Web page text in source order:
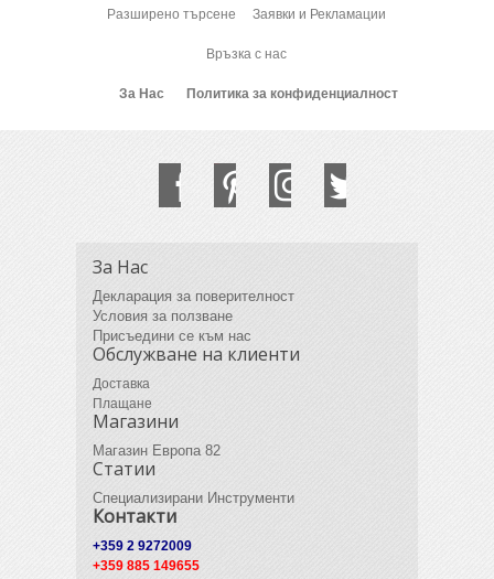
Разширено търсене Заявки и Рекламации
Връзка с нас
За Нас Политика за конфиденциалност
За Нас
Декларация за поверителност
Условия за ползване
Присъедини се към нас
Обслужване на клиенти
Доставка
Плащане
Магазини
Магазин Европа 82
Статии
Специализирани Инструменти
Контакти
+359 2 9272009
+359 885 149655